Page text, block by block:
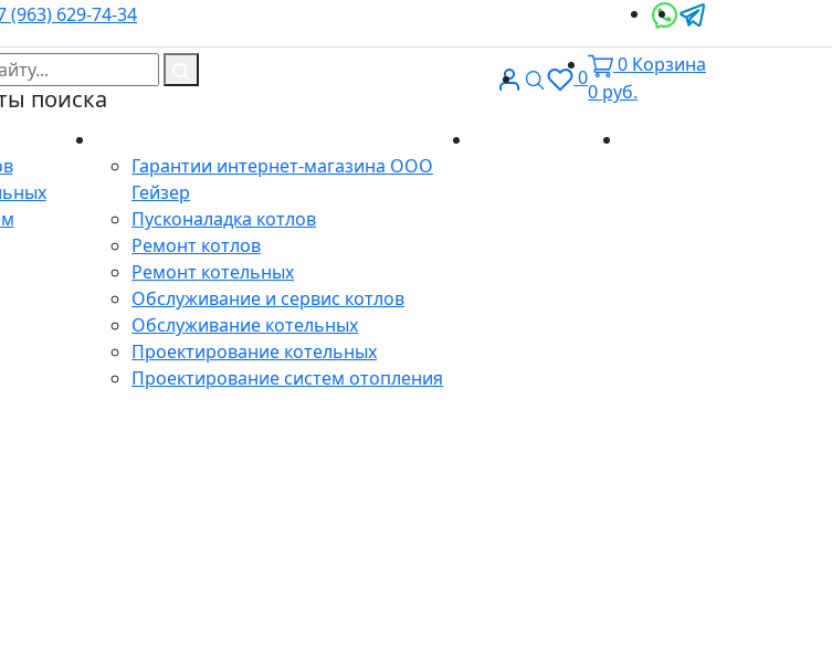
(963) 629-74-34
поиска
ВходПоиск
0
0 Корзина
0 руб.
Гарантии интернет-магазина ООО
Гейзер
Пусконаладка котлов
Ремонт котлов
Ремонт котельных
Обслуживание и сервис котлов
Обслуживание котельных
Проектирование котельных
Проектирование систем отопления